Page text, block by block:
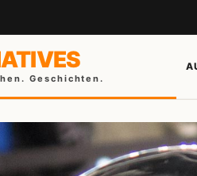
Geschichten.